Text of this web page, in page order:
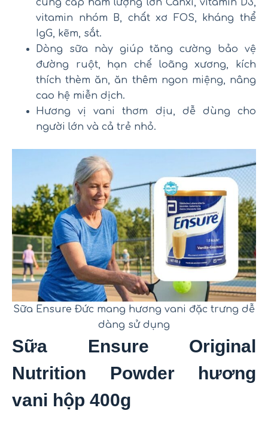
vitamin nhóm B, chất xơ FOS, kháng thể
IgG, kẽm, sắt.
Dòng sữa này giúp tăng cường bảo vệ
đường ruột, hạn chế loãng xương, kích
thích thèm ăn, ăn thêm ngon miệng, nâng
cao hệ miễn dịch.
Hương vị vani thơm dịu, dễ dùng cho
người lớn và cả trẻ nhỏ.
Sữa Ensure Đức mang hương vani đặc trưng dễ
dàng sử dụng
Sữa Ensure Original
Nutrition Powder hương
vani hộp 400g